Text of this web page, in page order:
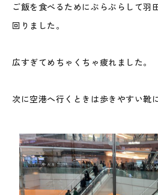
ご飯を食べるためにぶらぶらして羽
回りました。
広すぎてめちゃくちゃ疲れました。
次に空港へ行くときは歩きやすい靴